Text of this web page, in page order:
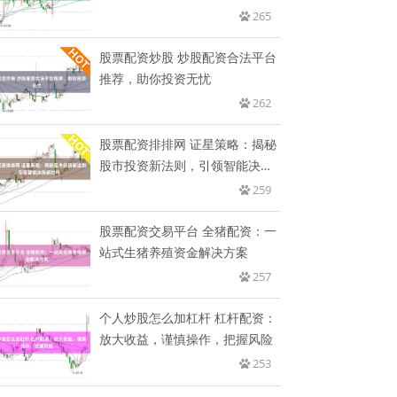
265
股票配资炒股 炒股配资合法平台
推荐，助你投资无忧
262
股票配资排排网 证星策略：揭秘
股市投资新法则，引领智能决策
259
股票配资交易平台 全猪配资：一
站式生猪养殖资金解决方案
257
个人炒股怎么加杠杆 杠杆配资：
放大收益，谨慎操作，把握风险
253